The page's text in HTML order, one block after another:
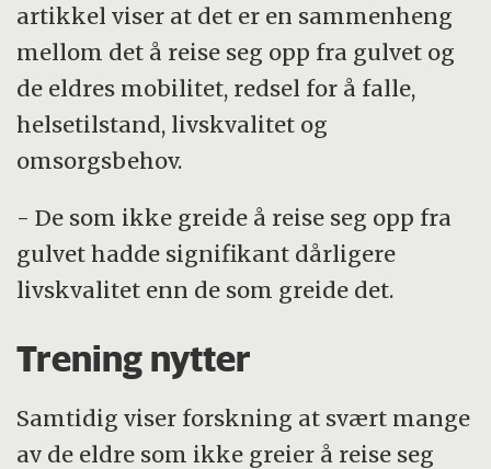
artikkel viser at det er en sammenheng
mellom det å reise seg opp fra gulvet og
de eldres mobilitet, redsel for å falle,
helsetilstand, livskvalitet og
omsorgsbehov.
- De som ikke greide å reise seg opp fra
gulvet hadde signifikant dårligere
livskvalitet enn de som greide det.
Trening nytter
Samtidig viser forskning at svært mange
av de eldre som ikke greier å reise seg